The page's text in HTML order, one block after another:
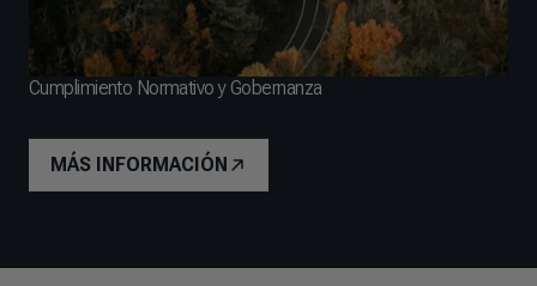
Cumplimiento Normativo y Gobernanza
MÁS INFORMACIÓN